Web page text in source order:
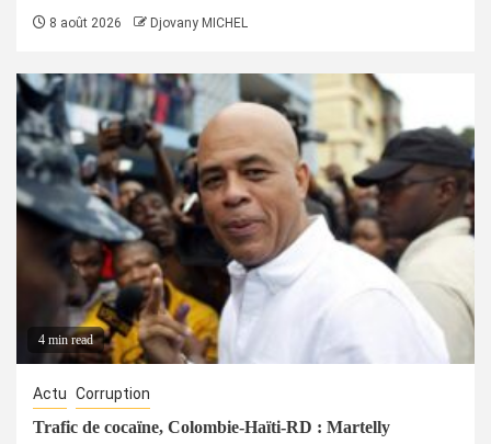
8 août 2026 Djovany MICHEL
4 min read
Actu Corruption
Trafic de cocaïne, Colombie-Haïti-RD : Martelly